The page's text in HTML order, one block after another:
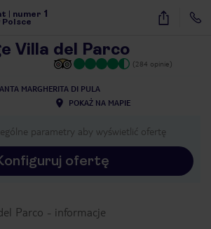
numer 1
Polsce
24
Villa del Parco
(284 opinie)
MARGHERITA DI PULA
POKAŻ NA MAPIE
parametry aby wyświetlić ofertę
ofertę
Parco - informacje